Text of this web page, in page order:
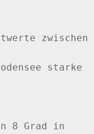
zwischen
starke
8 Grad in